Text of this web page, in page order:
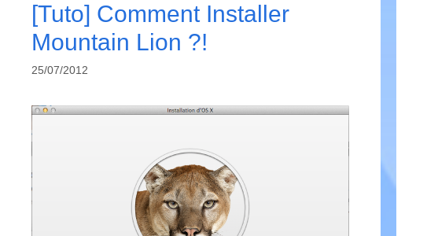
[Tuto] Comment Installer
Mountain Lion ?!
25/07/2012